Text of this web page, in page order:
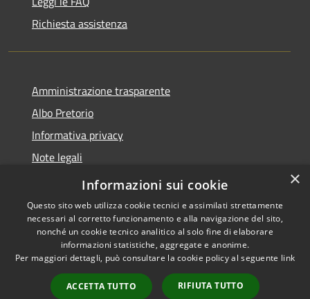
Richiesta assistenza
Amministrazione trasparente
Albo Pretorio
Informativa privacy
Note legali
Dichiarazione di accessibilità
Accessibilità
Copyright © 2026 • Comune di
Paola • Powered by
Municipium•
Accesso
×
Informazioni sui cookie
Questo sito web utilizza cookie tecnici e assimilati strettamente
necessari al corretto funzionamento e alla navigazione del sito,
nonché un cookie tecnico analitico al solo fine di elaborare
informazioni statistiche, aggregate e anonime.
Per maggiori dettagli, può consultare la cookie policy al seguente link
ACCETTA TUTTO RIFIUTA TUTTO